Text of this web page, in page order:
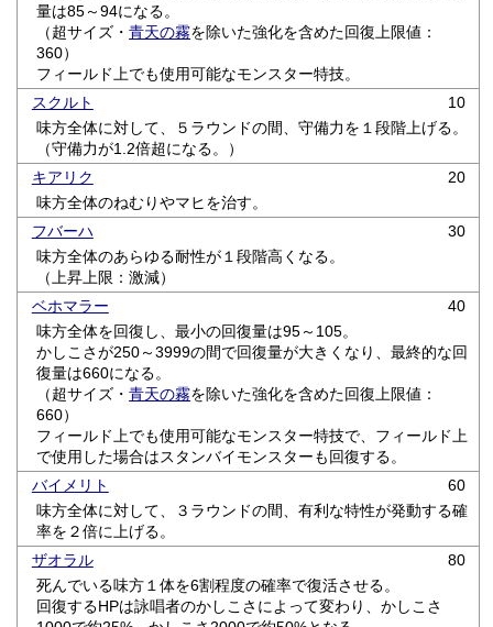
量は85～94になる。
（超サイズ・青天の霧を除いた強化を含めた回復上限値：
360）
フィールド上でも使用可能なモンスター特技。
スクルト
10
味方全体に対して、５ラウンドの間、守備力を１段階上げる。
（守備力が1.2倍超になる。）
キアリク
20
味方全体のねむりやマヒを治す。
フバーハ
30
味方全体のあらゆる耐性が１段階高くなる。
（上昇上限：激減）
ベホマラー
40
味方全体を回復し、最小の回復量は95～105。
かしこさが250～3999の間で回復量が大きくなり、最終的な回
復量は660になる。
（超サイズ・青天の霧を除いた強化を含めた回復上限値：
660）
フィールド上でも使用可能なモンスター特技で、フィールド上
で使用した場合はスタンバイモンスターも回復する。
バイメリト
60
味方全体に対して、３ラウンドの間、有利な特性が発動する確
率を２倍に上げる。
ザオラル
80
死んでいる味方１体を6割程度の確率で復活させる。
回復するHPは詠唱者のかしこさによって変わり、かしこさ